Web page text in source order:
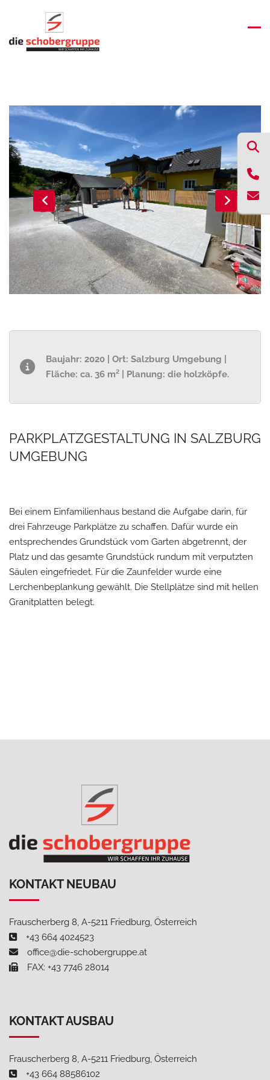
Baujahr: 2020 | Ort: Salzburg Umgebung |
Fläche: ca. 36 m² | Planung: die holzköpfe.
PARKPLATZGESTALTUNG IN SALZBURG
UMGEBUNG
Bei einem Einfamilienhaus bestand die Aufgabe darin, für
drei Fahrzeuge Parkplätze zu schaffen. Dafür wurde ein
entsprechendes Grundstück vom Garten abgetrennt, der
Platz und das gesamte Grundstück rundum mit verputzten
Säulen eingefriedet. Für die Zaunfelder wurde eine
Lerchenbeplankung gewählt. Die Stellplätze sind mit hellen
Granitplatten belegt.
KONTAKT NEUBAU
Frauscherberg 8, A-5211 Friedburg, Österreich
+43 664 4024523
office@die-schobergruppe.at
FAX: +43 7746 28014
KONTAKT AUSBAU
Frauscherberg 8, A-5211 Friedburg, Österreich
+43 664 88586102